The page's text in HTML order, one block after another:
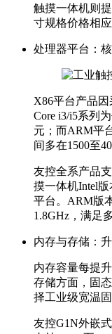
触摸一体机则
寸规格价格相应
处理器平台：
X86平台产品
Core i3/i5系列
元；而ARM平
间多在1500至
友控全系产品
摸一体机Intel
平台。ARM版
1.8GHz，满足
内存与存储：
内存容量每提
存储方面，固
择工业级宽温
友控G1N外嵌